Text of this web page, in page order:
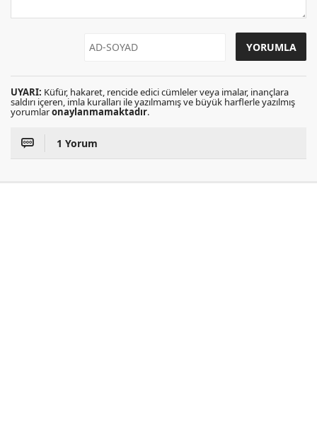
UYARI: Küfür, hakaret, rencide edici cümleler veya imalar, inançlara
saldırı içeren, imla kuralları ile yazılmamış ve büyük harflerle yazılmış
yorumlaronaylanmamaktadır.
1 Yorum